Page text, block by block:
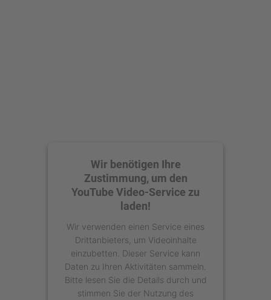
Wir benötigen Ihre
Zustimmung, um den
YouTube Video-Service zu
laden!
Wir verwenden einen Service eines
Drittanbieters, um Videoinhalte
einzubetten. Dieser Service kann
Daten zu Ihren Aktivitäten sammeln.
Bitte lesen Sie die Details durch und
stimmen Sie der Nutzung des